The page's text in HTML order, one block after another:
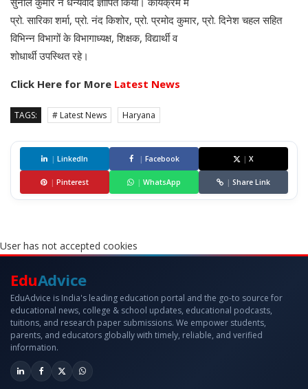
प्रो. सारिका शर्मा, प्रो. नंद किशोर, प्रो. प्रमोद कुमार, प्रो. दिनेश चहल सहित
विभिन्न विभागों के विभागाध्यक्ष, शिक्षक, विद्यार्थी व
शोधार्थी उपस्थित रहे।
Click Here for More Latest News
TAGS: # Latest News Haryana
| LinkedIn | Facebook | X
| Pinterest | WhatsApp | Share Link
User has not accepted cookies
EduAdvice
EduAdvice is India's leading education portal and the go-to source for
educational news, college & school updates, educational podcasts,
tuitions, and research paper submissions. We empower students,
parents, and educators globally with timely, reliable, and verified
information.